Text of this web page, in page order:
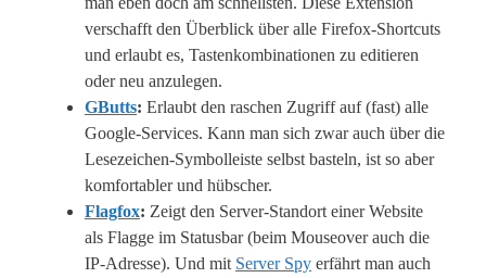
verschafft den Überblick über alle Firefox-Shortcuts
und erlaubt es, Tastenkombinationen zu editieren
oder neu anzulegen.
GButts: Erlaubt den raschen Zugriff auf (fast) alle
Google-Services. Kann man sich zwar auch über die
Lesezeichen-Symbolleiste selbst basteln, ist so aber
komfortabler und hübscher.
Flagfox: Zeigt den Server-Standort einer Website
als Flagge im Statusbar (beim Mouseover auch die
IP-Adresse). Und mit Server Spy erfährt man auch